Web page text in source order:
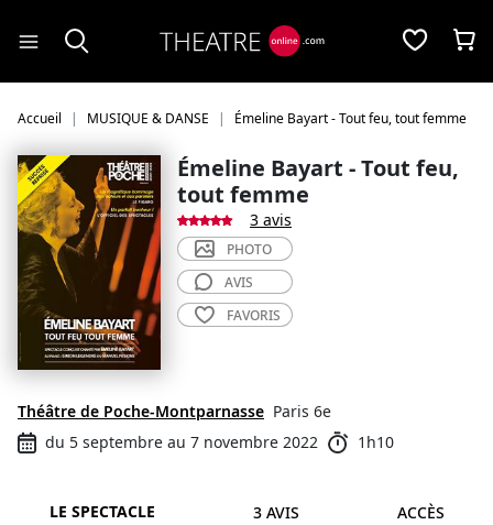
Accueil MUSIQUE & DANSE Émeline Bayart - Tout feu, tout femme
Émeline Bayart - Tout feu,
tout femme
3 avis
Théâtre de Poche-Montparnasse Paris 6e
du 5 septembre au 7 novembre 2022
1h10
PHOTO
AVIS
FAVORIS
LE SPECTACLE 3 AVIS ACCÈS